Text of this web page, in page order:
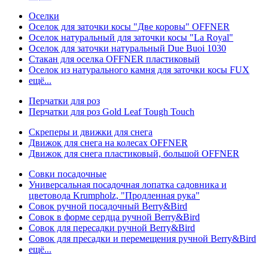
Оселки
Оселок для заточки косы "Две коровы" OFFNER
Оселок натуральный для заточки косы "La Royal"
Оселок для заточки натуральный Due Buoi 1030
Стакан для оселка OFFNER пластиковый
Оселок из натурального камня для заточки косы FUX
ещё...
Перчатки для роз
Перчатки для роз Gold Leaf Tough Touch
Скреперы и движки для снега
Движок для снега на колесах OFFNER
Движок для снега пластиковый, большой OFFNER
Совки посадочные
Универсальная посадочная лопатка садовника и
цветовода Krumpholz, "Продленная рука"
Совок ручной посадочный Berry&Bird
Совок в форме сердца ручной Berry&Bird
Совок для пересадки ручной Berry&Bird
Совок для пресадки и перемещения ручной Berry&Bird
ещё...